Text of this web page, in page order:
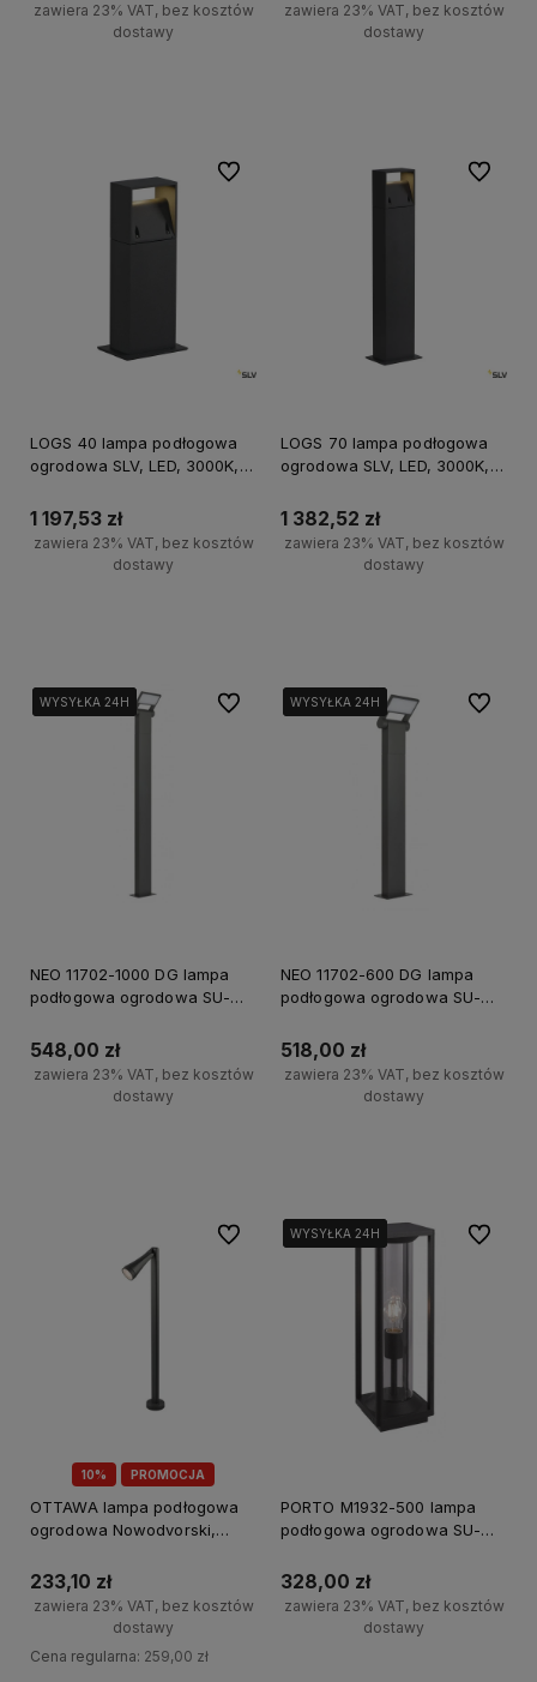
zawiera 23% VAT, bez kosztów
dostawy
zawiera 23% VAT, bez kosztów
dostawy
LOGS 40 lampa podłogowa
ogrodowa SLV, LED, 3000K,
1 197,53 zł
zawiera 23% VAT, bez kosztów
dostawy
Do ulubionych
LOGS 70 lampa podłogowa
ogrodowa SLV, LED, 3000K,
1 382,52 zł
zawiera 23% VAT, bez kosztów
dostawy
Do
WYSYŁKA 24H
WYSYŁKA 24H
WYSYŁKA 24H
NEO 11702-1000 DG lampa
podłogowa ogrodowa SU-
IP54, 3000K
548,00 zł
zawiera 23% VAT, bez kosztów
dostawy
Do ulubionychWYSYŁKA 24H
WYSYŁKA 24H
WYSYŁKA 24H
NEO 11702-600 DG lampa
podłogowa ogrodowa SU-
IP54, 3000K
518,00 zł
zawiera 23% VAT, bez kosztów
dostawy
Do
10% PROMOCJA
OTTAWA lampa podłogowa
ogrodowa Nowodvorski,
10W
233,10 zł
zawiera 23% VAT, bez kosztów
dostawy
Cena regularna: 259,00 zł
Do ulubionychWYSYŁKA 24H
WYSYŁKA 24H
WYSYŁKA 24H
PORTO M1932-500 lampa
podłogowa ogrodowa SU-
15W
328,00 zł
zawiera 23% VAT, bez kosztów
dostawy
Do